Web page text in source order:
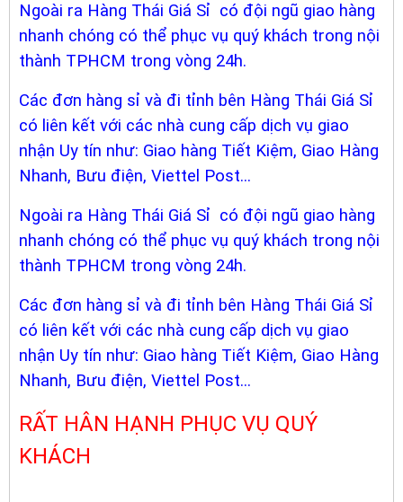
Ngoài ra Hàng Thái Giá Sỉ có đội ngũ giao hàng
nhanh chóng có thể phục vụ quý khách trong nội
thành TPHCM trong vòng 24h.
Các đơn hàng sỉ và đi tỉnh bên Hàng Thái Giá Sỉ
có liên kết với các nhà cung cấp dịch vụ giao
nhận Uy tín như: Giao hàng Tiết Kiệm, Giao Hàng
Nhanh, Bưu điện, Viettel Post...
Ngoài ra Hàng Thái Giá Sỉ có đội ngũ giao hàng
nhanh chóng có thể phục vụ quý khách trong nội
thành TPHCM trong vòng 24h.
Các đơn hàng sỉ và đi tỉnh bên Hàng Thái Giá Sỉ
có liên kết với các nhà cung cấp dịch vụ giao
nhận Uy tín như: Giao hàng Tiết Kiệm, Giao Hàng
Nhanh, Bưu điện, Viettel Post...
RẤT HÂN HẠNH PHỤC VỤ QUÝ
KHÁCH